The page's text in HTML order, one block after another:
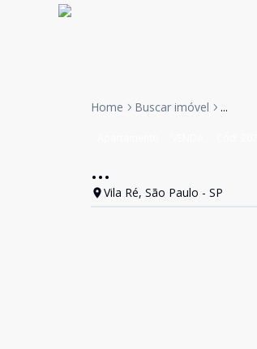
Home Buscar imóvel ...
...
Vila Ré, São Paulo - SP